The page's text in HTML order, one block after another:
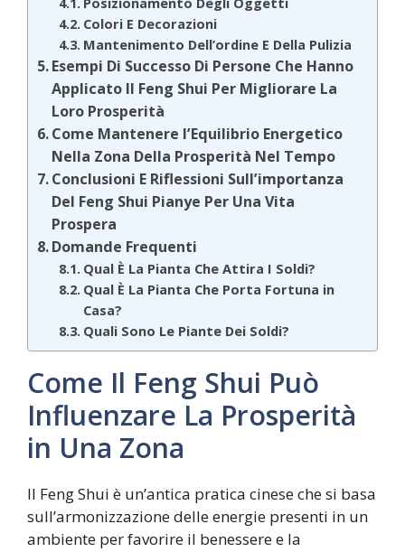
Colori E Decorazioni
Mantenimento Dell’ordine E Della Pulizia
Esempi Di Successo Di Persone Che Hanno
Applicato Il Feng Shui Per Migliorare La
Loro Prosperità
Come Mantenere l’Equilibrio Energetico
Nella Zona Della Prosperità Nel Tempo
Conclusioni E Riflessioni Sull’importanza
Del Feng Shui Pianye Per Una Vita
Prospera
Domande Frequenti
Qual È La Pianta Che Attira I Soldi?
Qual È La Pianta Che Porta Fortuna in
Casa?
Quali Sono Le Piante Dei Soldi?
Come Il Feng Shui Può
Influenzare La Prosperità
in Una Zona
Il Feng Shui è un’antica pratica cinese che si basa
sull’armonizzazione delle energie presenti in un
ambiente per favorire il benessere e la